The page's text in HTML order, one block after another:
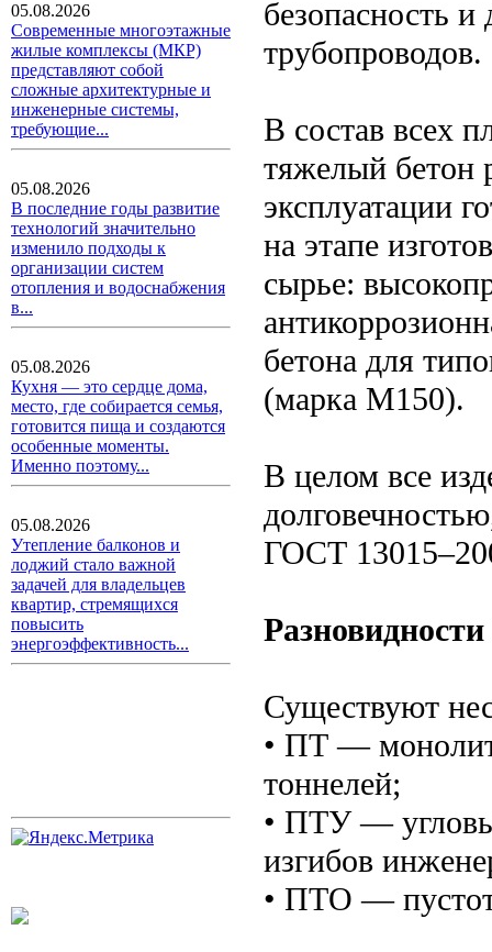
05.08.2026
Современные многоэтажные
жилые комплексы (МКР)
представляют собой
сложные архитектурные и
инженерные системы,
требующие...
05.08.2026
В последние годы развитие
технологий значительно
изменило подходы к
организации систем
отопления и водоснабжения
в...
05.08.2026
Кухня — это сердце дома,
место, где собирается семья,
готовится пища и создаются
особенные моменты.
Именно поэтому...
05.08.2026
Утепление балконов и
лоджий стало важной
задачей для владельцев
квартир, стремящихся
повысить
энергоэффективность...
безопасность
трубопроводов.
В состав всех
тяжелый бетон
эксплуатации
на этапе
сырье:
бетона для
(марка М150).
В целом все
ГОСТ
Существуют
• ПТ —
тоннелей;
• ПТУ —
изгибов
• ПТО —